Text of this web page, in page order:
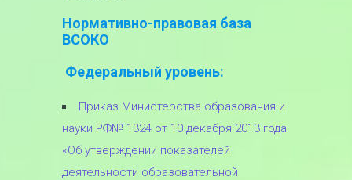
Нормативно-правовая база
ВСОКО
Федеральный уровень:
Приказ Министерства образования и
науки РФ№ 1324 от 10 декабря 2013 года
«Об утверждении показателей
деятельности образовательной